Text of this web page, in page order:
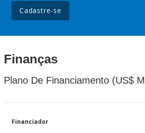
Cadastre-se
Finanças
Plano De Financiamento (US$
Financiador